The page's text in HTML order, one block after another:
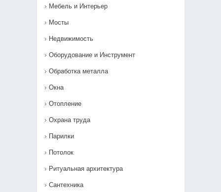
Мебель и Интерьер
Мосты
Недвижимость
Оборудование и Инструмент
Обработка металла
Окна
Отопление
Охрана труда
Парилки
Потолок
Ритуальная архитектура
Сантехника